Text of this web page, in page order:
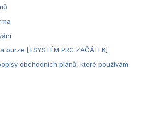
[+SYSTÉM PRO ZAČÁTEK]
obchodních plánů, které používám